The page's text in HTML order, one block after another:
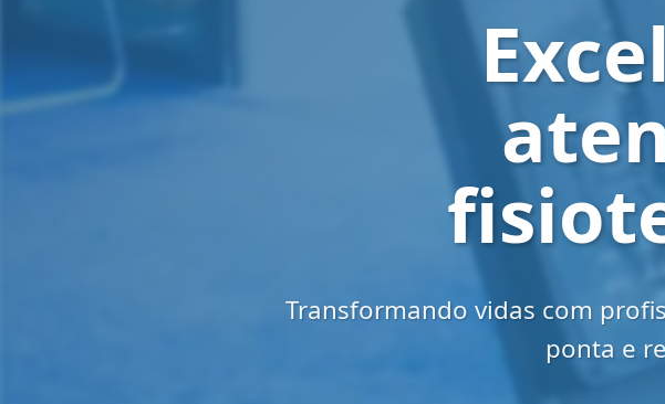
Transformando vidas com
ponta e